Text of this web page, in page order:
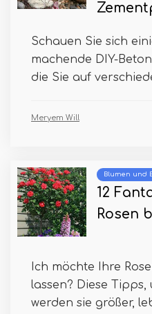
Schauen Sie sich
machende DIY-
die Sie auf
Meryem Will
Blumen und
12
Rosen
Ich möchte Ihre
lassen? Diese Tipps,
werden sie größer,